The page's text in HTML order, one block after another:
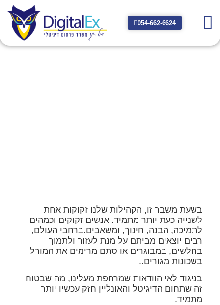
054-662-6624
בשעת משבר זו, הקהילות שלנו זקוקות אחת
לשנייה כעת יותר מתמיד. אנשים זקוקים וכמהים
לתמיכה, הבנה, חינוך, ומשאבים.ברחבי העולם,
רבים יוצאים מביתם על מנת לעזור ולתמוך
בחלשים, במבוגרים או סתם מרימים את המורל
בשכונות מגורים..
בניגוד לאי הוודאות שמרחפת מעלינו, מה שבטוח
זה שתחום הדיגיטל והאונליין חזק עכשיו יותר
מתמיד.